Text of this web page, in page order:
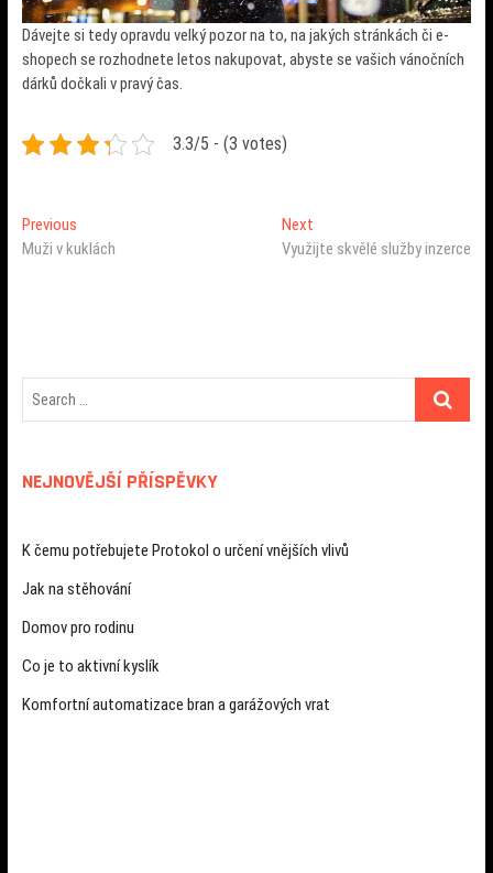
Dávejte si tedy opravdu velký pozor na to, na jakých stránkách či e-
shopech se rozhodnete letos nakupovat, abyste se vašich vánočních
dárků dočkali v pravý čas.
3.3/5 - (3 votes)
Navigace
pro
PreviousPrevious
post:
Muži v kuklách
Next
post:
Využijte skvělé služby inzerce
NEJNOVĚJŠÍ PŘÍSPĚVKY
K čemu potřebujete Protokol o určení vnějších vlivů
Jak na stěhování
Domov pro rodinu
Co je to aktivní kyslík
Komfortní automatizace bran a garážových vrat